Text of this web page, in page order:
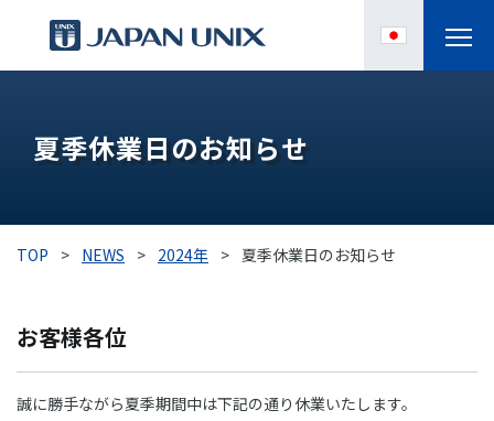
IPC
導入事例
お役立ち情報
企業情報
夏季休業日のお知らせ
TOP > NEWS > 2024年 > 夏季休業日のお知らせ
お客様各位
誠に勝手ながら夏季期間中は下記の通り休業いたします。